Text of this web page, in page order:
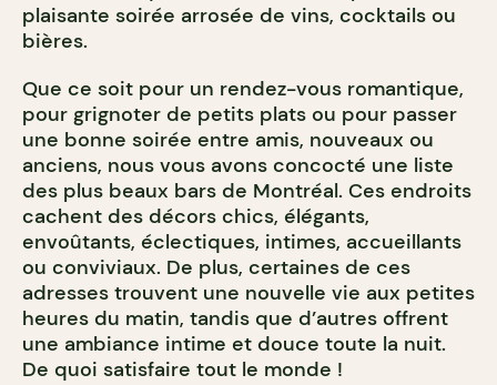
plaisante soirée arrosée de vins, cocktails ou
bières.
Que ce soit pour un rendez-vous romantique,
pour grignoter de petits plats ou pour passer
une bonne soirée entre amis, nouveaux ou
anciens, nous vous avons concocté une liste
des plus beaux bars de Montréal. Ces endroits
cachent des décors chics, élégants,
envoûtants, éclectiques, intimes, accueillants
ou conviviaux. De plus, certaines de ces
adresses trouvent une nouvelle vie aux petites
heures du matin, tandis que d’autres offrent
une ambiance intime et douce toute la nuit.
De quoi satisfaire tout le monde !